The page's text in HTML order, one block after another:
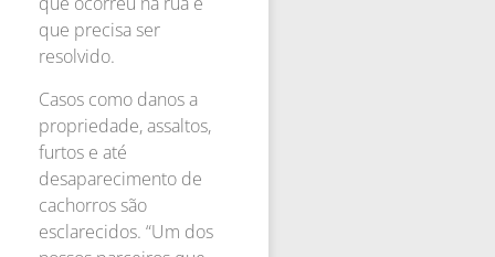
que precisa ser
resolvido.
Casos como danos a
propriedade, assaltos,
furtos e até
desaparecimento de
cachorros são
esclarecidos. “Um dos